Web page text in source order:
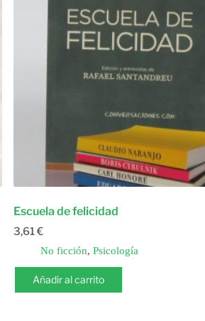
Escuela de felicidad
3,61€
No ficción, Psicología
Añadir al carrito